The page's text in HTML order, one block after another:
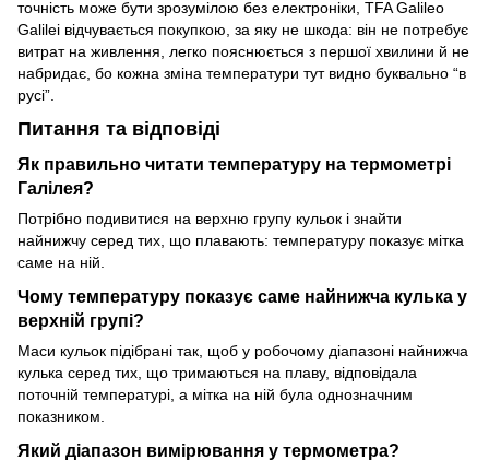
точність може бути зрозумілою без електроніки, TFA Galileo
Galilei відчувається покупкою, за яку не шкода: він не потребує
витрат на живлення, легко пояснюється з першої хвилини й не
набридає, бо кожна зміна температури тут видно буквально “в
русі”.
Питання та відповіді
Як правильно читати температуру на термометрі
Галілея?
Потрібно подивитися на верхню групу кульок і знайти
найнижчу серед тих, що плавають: температуру показує мітка
саме на ній.
Чому температуру показує саме найнижча кулька у
верхній групі?
Маси кульок підібрані так, щоб у робочому діапазоні найнижча
кулька серед тих, що тримаються на плаву, відповідала
поточній температурі, а мітка на ній була однозначним
показником.
Який діапазон вимірювання у термометра?